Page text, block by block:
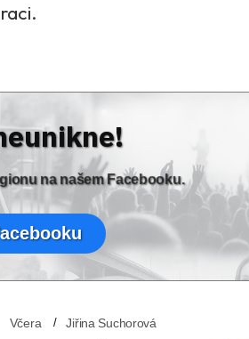
na našem Facebooku.
Včera Jiřina Suchorová